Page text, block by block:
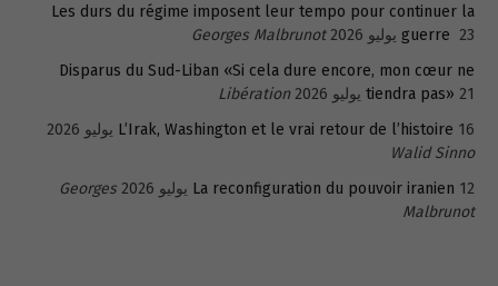
Les durs du régime imposent leur tempo pour continuer la
guerre 23 يوليو 2026
Georges Malbrunot
Disparus du Sud-Liban «Si cela dure encore, mon cœur ne
tiendra pas» 21 يوليو 2026
Libération
L’Irak, Washington et le vrai retour de l’histoire 16 يوليو 2026
Walid Sinno
La reconfiguration du pouvoir iranien 12 يوليو 2026
Georges
Malbrunot